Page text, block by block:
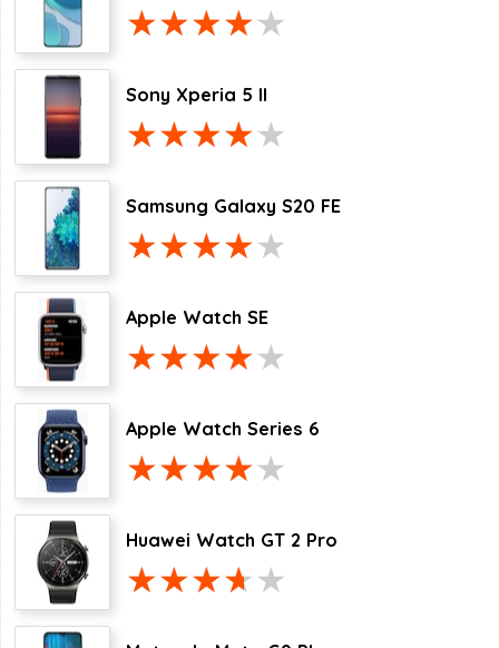
Sony Xperia 5 II
Samsung Galaxy S20 FE
Apple Watch SE
Apple Watch Series 6
Huawei Watch GT 2 Pro